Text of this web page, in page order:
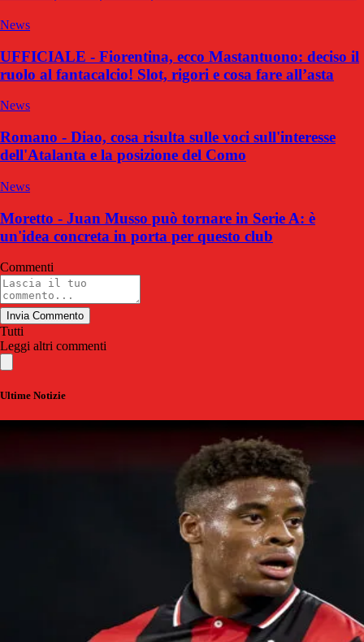
News
UFFICIALE - Fiorentina, ecco Mastantuono: deciso il
ruolo al fantacalcio! Slot, rigori e cosa fare all’asta
News
Romano - Diao, cosa risulta sulle voci sull'interesse
dell'Atalanta e la posizione del Como
News
Moretto - Juan Musso può tornare in Serie A: è
un'idea concreta in porta per questo club
Commenti
Invia Commento
Tutti
Leggi altri commenti
Ultime Notizie